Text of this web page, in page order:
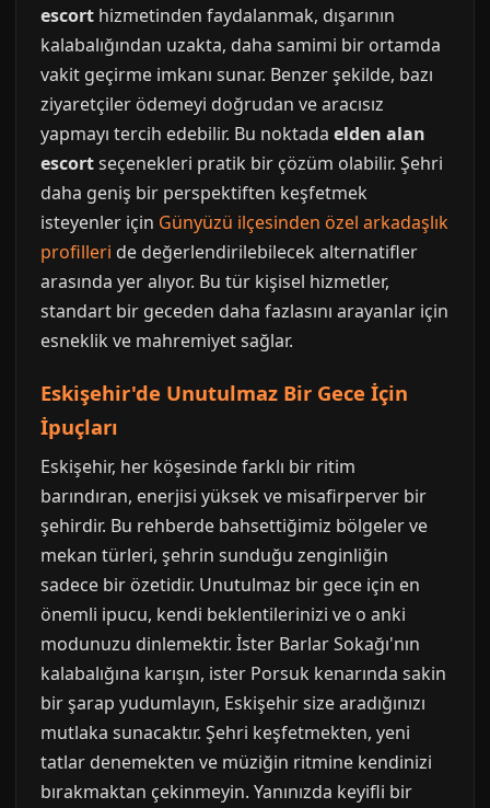
escort hizmetinden faydalanmak, dışarının
kalabalığından uzakta, daha samimi bir ortamda
vakit geçirme imkanı sunar. Benzer şekilde, bazı
ziyaretçiler ödemeyi doğrudan ve aracısız
yapmayı tercih edebilir. Bu noktada elden alan
escortseçenekleri pratik bir çözüm olabilir. Şehri
daha geniş bir perspektiften keşfetmek
isteyenler için Günyüzü ilçesinden özel arkadaşlık
profilleri de değerlendirilebilecek alternatifler
arasında yer alıyor. Bu tür kişisel hizmetler,
standart bir geceden daha fazlasını arayanlar için
esneklik ve mahremiyet sağlar.
Eskişehir'de Unutulmaz Bir Gece İçin
İpuçları
Eskişehir, her köşesinde farklı bir ritim
barındıran, enerjisi yüksek ve misafirperver bir
şehirdir. Bu rehberde bahsettiğimiz bölgeler ve
mekan türleri, şehrin sunduğu zenginliğin
sadece bir özetidir. Unutulmaz bir gece için en
önemli ipucu, kendi beklentilerinizi ve o anki
modunuzu dinlemektir. İster Barlar Sokağı'nın
kalabalığına karışın, ister Porsuk kenarında sakin
bir şarap yudumlayın, Eskişehir size aradığınızı
mutlaka sunacaktır. Şehri keşfetmekten, yeni
tatlar denemekten ve müziğin ritmine kendinizi
bırakmaktan çekinmeyin. Yanınızda keyifli bir